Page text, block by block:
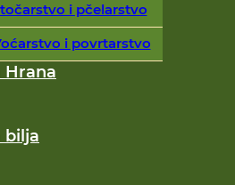
i pčelarstvo
i povrtarstvo
Hrana
bilja